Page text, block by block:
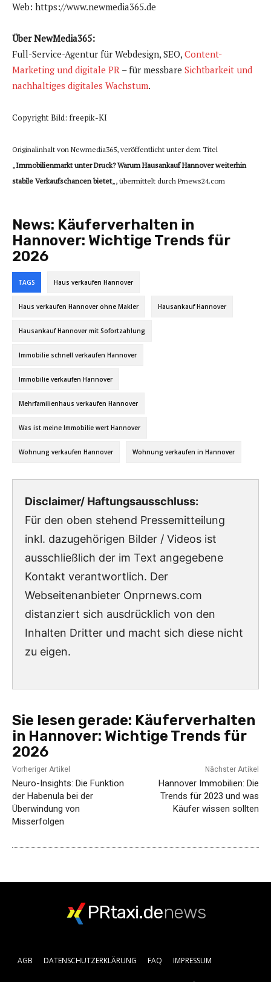
Web: https://www.newmedia365.de
Über NewMedia365:
Full-Service-Agentur für Webdesign, SEO, Content-
Marketing und digitale PR – für messbare Sichtbarkeit und
nachhaltiges digitales Wachstum.
Copyright Bild: freepik-KI
Originalinhalt von Newmedia365, veröffentlicht unter dem Titel
„Immobilienmarkt unter Druck? Warum Hausankauf Hannover weiterhin
stabile Verkaufschancen bietet„, übermittelt durch Prnews24.com
News: Käuferverhalten in
Hannover: Wichtige Trends für
2026
TAGS Haus verkaufen Hannover
Haus verkaufen Hannover ohne Makler Hausankauf Hannover
Hausankauf Hannover mit Sofortzahlung
Immobilie schnell verkaufen Hannover
Immobilie verkaufen Hannover
Mehrfamilienhaus verkaufen Hannover
Was ist meine Immobilie wert Hannover
Wohnung verkaufen Hannover Wohnung verkaufen in Hannover
Disclaimer/ Haftungsausschluss:
Für den oben stehend Pressemitteilung
inkl. dazugehörigen Bilder / Videos ist
ausschließlich der im Text angegebene
Kontakt verantwortlich. Der
Webseitenanbieter Onprnews.com
distanziert sich ausdrücklich von den
Inhalten Dritter und macht sich diese nicht
zu eigen.
Sie lesen gerade: Käuferverhalten
in Hannover: Wichtige Trends für
2026
Vorheriger Artikel
Neuro-Insights: Die Funktion
der Habenula bei der
Überwindung von
Misserfolgen
Nächster Artikel
Hannover Immobilien: Die
Trends für 2023 und was
Käufer wissen sollten
PRtaxi.denews
AGB DATENSCHUTZERKLÄRUNG FAQ IMPRESSUM